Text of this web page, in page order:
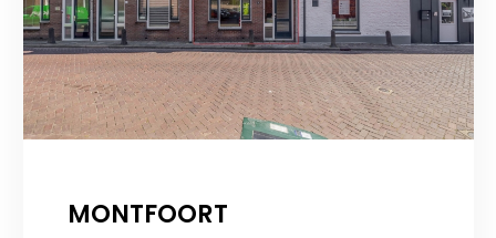
MONTFOORT